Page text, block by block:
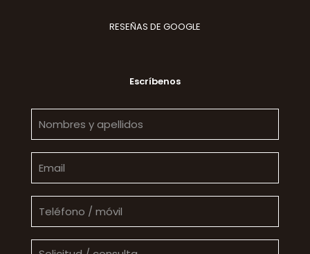
RESEÑAS DE GOOGLE
Escríbenos